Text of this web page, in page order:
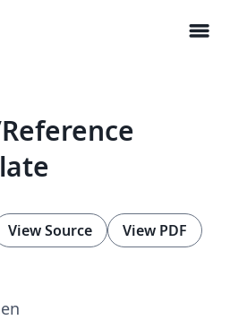
menu
View Source View PDF